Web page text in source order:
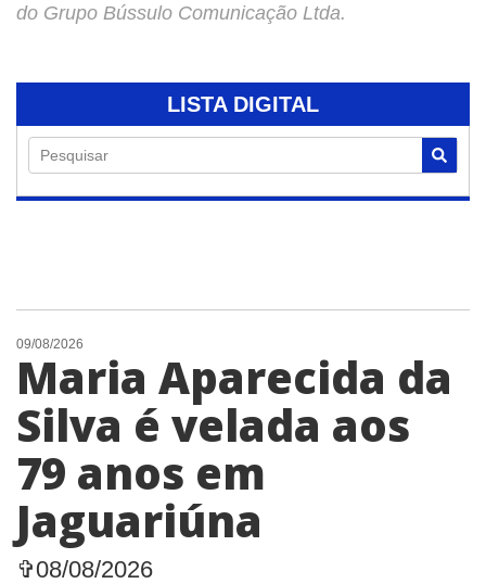
do Grupo Bússulo Comunicação Ltda.
LISTA DIGITAL
Pesquisar
09/08/2026
Maria Aparecida da
Silva é velada aos
79 anos em
Jaguariúna
✞08/08/2026